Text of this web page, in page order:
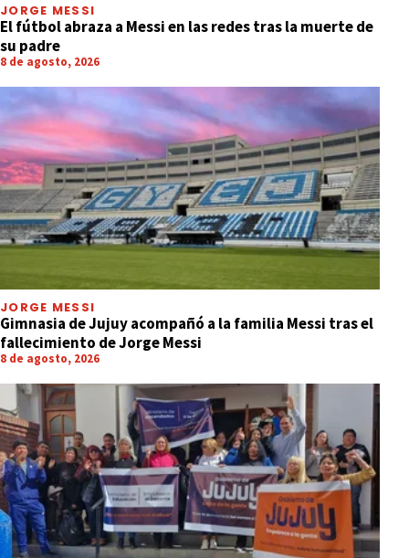
JORGE MESSI
El fútbol abraza a Messi en las redes tras la muerte de
su padre
8 de agosto, 2026
JORGE MESSI
Gimnasia de Jujuy acompañó a la familia Messi tras el
fallecimiento de Jorge Messi
8 de agosto, 2026